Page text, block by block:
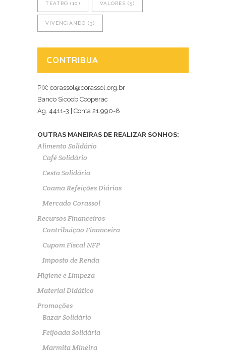
TEATRO (10) VALORES (5)
VIVENCIANDO (3)
CONTRIBUA
PIX: corassol@corassol.org.br
Banco Sicoob Cooperac
Ag. 4411-3 | Conta 21.990-8
OUTRAS MANEIRAS DE REALIZAR SONHOS:
Alimento Solidário
Café Solidário
Cesta Solidária
Coama Refeições Diárias
Mercado Corassol
Recursos Financeiros
Contribuição Financeira
Cupom Fiscal NFP
Imposto de Renda
Higiene e Limpeza
Material Didático
Promoções
Bazar Solidário
Feijoada Solidária
Marmita Mineira